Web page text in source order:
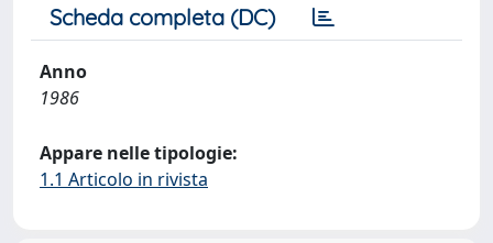
Scheda completa (DC)
Anno
1986
Appare nelle tipologie:
1.1 Articolo in rivista